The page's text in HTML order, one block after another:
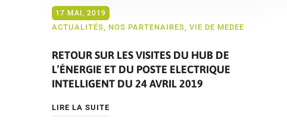
17 MAI, 2019
ACTUALITÉS NOS PARTENAIRES VIE DE MEDEE
RETOUR SUR LES VISITES DU HUB DE
L’ÉNERGIE ET DU POSTE ELECTRIQUE
INTELLIGENT DU 24 AVRIL 2019
LIRE LA SUITE